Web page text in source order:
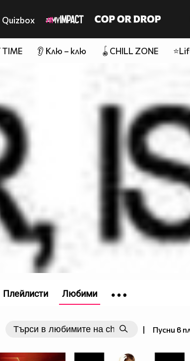
Quizbox
TIME 👂 Клю – клю 🪀CHILL ZONE
| Пусни в
Плейлисти Любими